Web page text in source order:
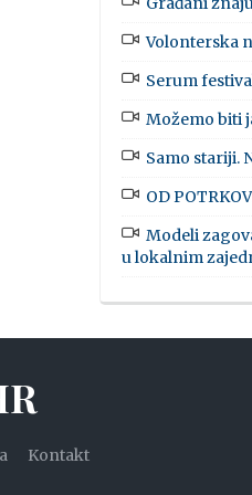
Volonterska
Serum
Možemo biti
Samo stariji.
OD
Modeli
u lokalnim
Kontakt